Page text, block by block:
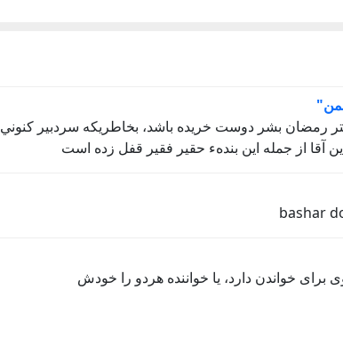
رمضان بشر دوست خريده باشد، بخاطريكه سردبير كنوني
آقا از جمله اين بندهء حقير فقير قفل زده است
bashar
خواندن دارد، یا خواننده هردو را خودش